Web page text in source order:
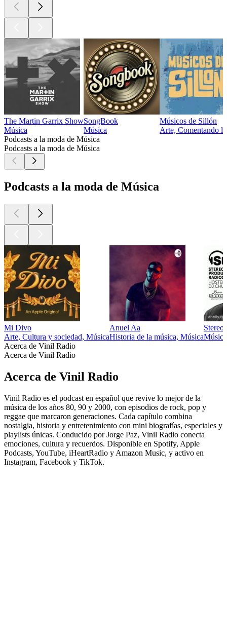
The Martin Garrix Show
Música
SongBook
Música
Músicos de Sillón
Arte, Comentando
Podcasts a la moda de Música
Podcasts a la moda de Música
Podcasts a la moda de Música
Mi Divo
Arte, Cultura y sociedad, Música
Anuel Aa
Historia de la música, Música
Stereo
Música
Acerca de Vinil Radio
Acerca de Vinil Radio
Acerca de Vinil Radio
Vinil Radio es el podcast en español que revive lo mejor de la
música de los años 80, 90 y 2000, con episodios de rock, pop y
reggae que marcaron generaciones. Cada capítulo combina
nostalgia, historia y entretenimiento con mini biografías, especiales y
playlists únicas. Conducido por Jorge Paz, Vinil Radio conecta
emociones, cultura y recuerdos. Disponible en Spotify, Apple
Podcasts, YouTube, iHeartRadio y Amazon Music, y activo en
Instagram, Facebook y TikTok.